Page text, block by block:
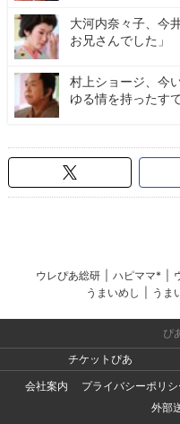
大河内奈々子、今
お兄さんでした」
村上ショージ、今
ゆる情を持ったす
ウレぴあ総研 ハピママ*
うまいめし
うま
ぴ
チケットぴあ
会社案内
プライバシーポリシ
外部